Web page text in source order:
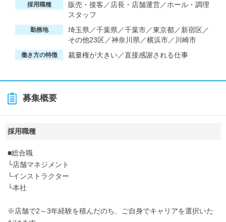
採用職種
販売・接客／店長・店舗運営／ホール・調理
スタッフ
勤務地
埼玉県／千葉県／千葉市／東京都／新宿区／
その他23区／神奈川県／横浜市／川崎市
働き方の特徴 裁量権が大きい／直接感謝される仕事
募集概要
採用職種
■総合職
└店舗マネジメント
└インストラクター
└本社
※店舗で2～3年経験を積んだのち、ご自身でキャリアを選択いた